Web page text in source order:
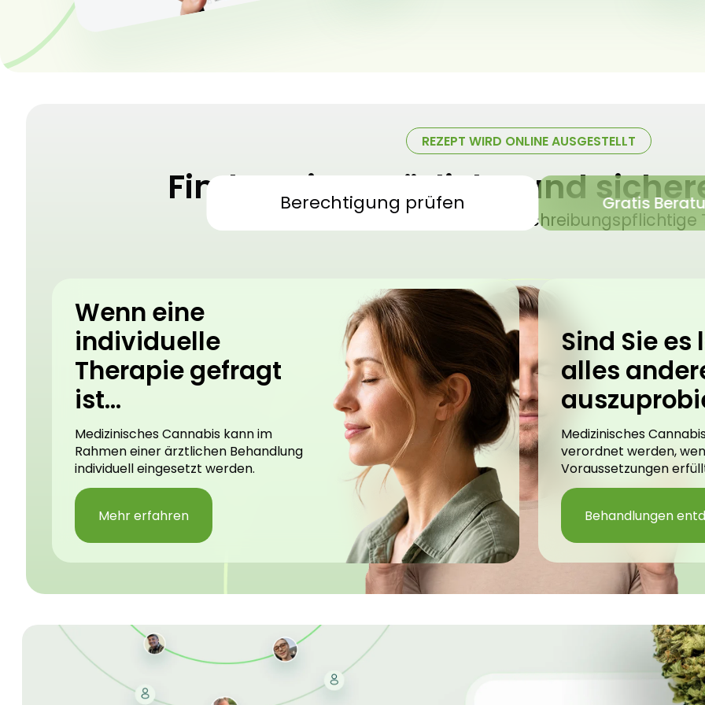
REZEPT WIRD ONLINE AUSGESTELLT
Finden Sie natürliche und
Medizinisches Cannabis – verschreibungspflichtige
Berechtigung prüfen Gratis
Wenn eine
individuelle
Therapie gefragt
ist...
Medizinisches Cannabis kann im
Rahmen einer ärztlichen Behandlung
individuell eingesetzt werden.
Mehr erfahren
Sind Sie es
alles
Medizinisches
verordnet werden,
Voraussetzungen
Behandlungen